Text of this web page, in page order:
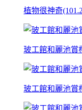
植物很神奇
玻工館和麗池賞
玻工館和麗池賞